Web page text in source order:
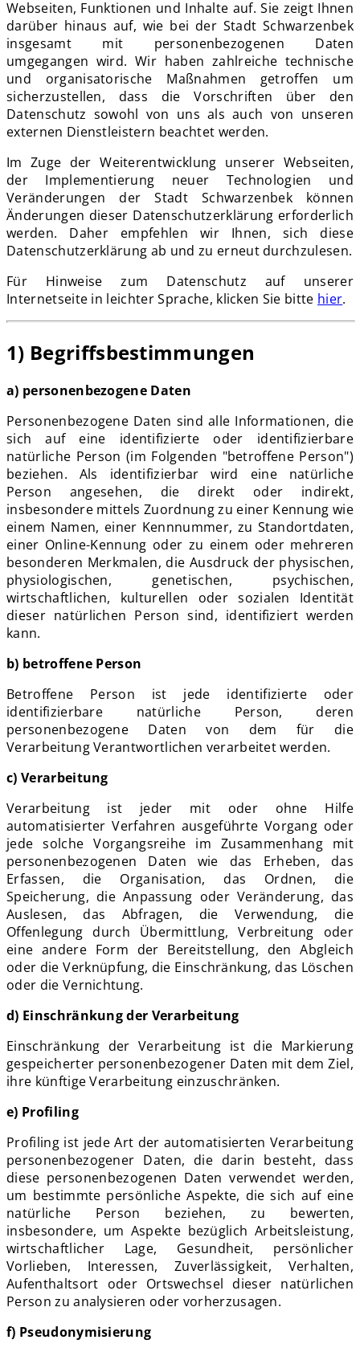
Webseiten, Funktionen und Inhalte auf. Sie zeigt Ihnen
darüber hinaus auf, wie bei der Stadt Schwarzenbek
insgesamt mit personenbezogenen Daten
umgegangen wird. Wir haben zahlreiche technische
und organisatorische Maßnahmen getroffen um
sicherzustellen, dass die Vorschriften über den
Datenschutz sowohl von uns als auch von unseren
externen Dienstleistern beachtet werden.
Im Zuge der Weiterentwicklung unserer Webseiten,
der Implementierung neuer Technologien und
Veränderungen der Stadt Schwarzenbek können
Änderungen dieser Datenschutzerklärung erforderlich
werden. Daher empfehlen wir Ihnen, sich diese
Datenschutzerklärung ab und zu erneut durchzulesen.
Für Hinweise zum Datenschutz auf unserer
Internetseite in leichter Sprache, klicken Sie bitte hier.
1) Begriffsbestimmungen
a) personenbezogene Daten
Personenbezogene Daten sind alle Informationen, die
sich auf eine identifizierte oder identifizierbare
natürliche Person (im Folgenden "betroffene Person")
beziehen. Als identifizierbar wird eine natürliche
Person angesehen, die direkt oder indirekt,
insbesondere mittels Zuordnung zu einer Kennung wie
einem Namen, einer Kennnummer, zu Standortdaten,
einer Online-Kennung oder zu einem oder mehreren
besonderen Merkmalen, die Ausdruck der physischen,
physiologischen, genetischen, psychischen,
wirtschaftlichen, kulturellen oder sozialen Identität
dieser natürlichen Person sind, identifiziert werden
kann.
b) betroffene Person
Betroffene Person ist jede identifizierte oder
identifizierbare natürliche Person, deren
personenbezogene Daten von dem für die
Verarbeitung Verantwortlichen verarbeitet werden.
c) Verarbeitung
Verarbeitung ist jeder mit oder ohne Hilfe
automatisierter Verfahren ausgeführte Vorgang oder
jede solche Vorgangsreihe im Zusammenhang mit
personenbezogenen Daten wie das Erheben, das
Erfassen, die Organisation, das Ordnen, die
Speicherung, die Anpassung oder Veränderung, das
Auslesen, das Abfragen, die Verwendung, die
Offenlegung durch Übermittlung, Verbreitung oder
eine andere Form der Bereitstellung, den Abgleich
oder die Verknüpfung, die Einschränkung, das Löschen
oder die Vernichtung.
d) Einschränkung der Verarbeitung
Einschränkung der Verarbeitung ist die Markierung
gespeicherter personenbezogener Daten mit dem Ziel,
ihre künftige Verarbeitung einzuschränken.
e) Profiling
Profiling ist jede Art der automatisierten Verarbeitung
personenbezogener Daten, die darin besteht, dass
diese personenbezogenen Daten verwendet werden,
um bestimmte persönliche Aspekte, die sich auf eine
natürliche Person beziehen, zu bewerten,
insbesondere, um Aspekte bezüglich Arbeitsleistung,
wirtschaftlicher Lage, Gesundheit, persönlicher
Vorlieben, Interessen, Zuverlässigkeit, Verhalten,
Aufenthaltsort oder Ortswechsel dieser natürlichen
Person zu analysieren oder vorherzusagen.
f) Pseudonymisierung